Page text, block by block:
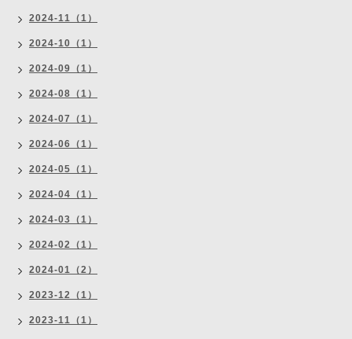
2024-11（1）
2024-10（1）
2024-09（1）
2024-08（1）
2024-07（1）
2024-06（1）
2024-05（1）
2024-04（1）
2024-03（1）
2024-02（1）
2024-01（2）
2023-12（1）
2023-11（1）